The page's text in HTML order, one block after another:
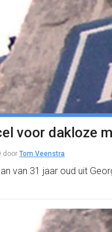
voor dakloze
door Tom Veenstra
van 31 jaar oud uit